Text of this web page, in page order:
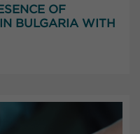
OF
BULGARIA WITH